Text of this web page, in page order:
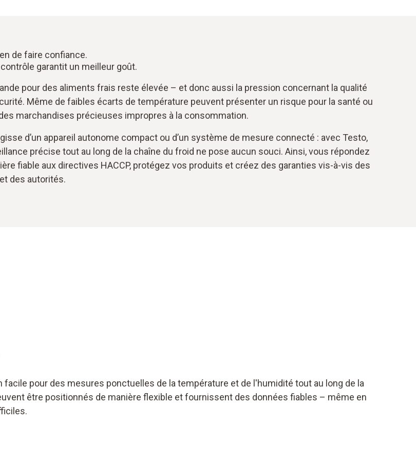
de faire confiance.
garantit un meilleur goût.
pour des aliments frais reste élevée – et donc aussi la pression concernant la qualité
Même de faibles écarts de température peuvent présenter un risque pour la santé ou
marchandises précieuses impropres à la consommation.
d’un appareil autonome compact ou d’un système de mesure connecté : avec Testo,
précise tout au long de la chaîne du froid ne pose aucun souci. Ainsi, vous répondez
fiable aux directives HACCP, protégez vos produits et créez des garanties vis-à-vis des
des autorités.
pour des mesures ponctuelles de la température et de l'humidité tout au long de la
être positionnés de manière flexible et fournissent des données fiables – même en